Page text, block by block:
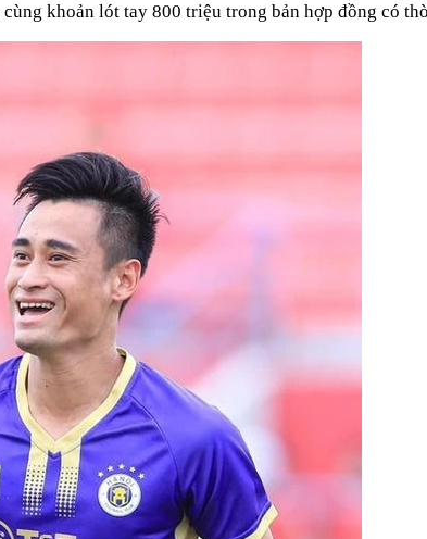
khoản lót tay 800 triệu trong bản hợp đồng có